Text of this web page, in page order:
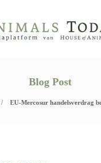
Blog Post
EU-Mercosur handelsverdrag